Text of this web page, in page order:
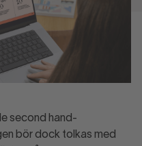
second hand-
bör dock tolkas med